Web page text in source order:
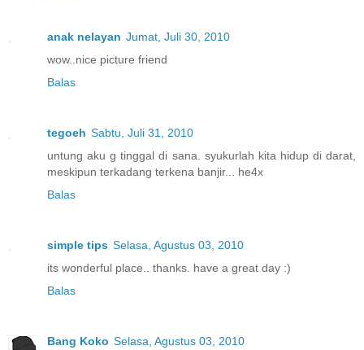
anak nelayan Jumat, Juli 30, 2010
wow..nice picture friend
Balas
tegoeh Sabtu, Juli 31, 2010
untung aku g tinggal di sana. syukurlah kita hidup di darat,
meskipun terkadang terkena banjir... he4x
Balas
simple tips Selasa, Agustus 03, 2010
its wonderful place.. thanks. have a great day :)
Balas
Bang Koko Selasa, Agustus 03, 2010